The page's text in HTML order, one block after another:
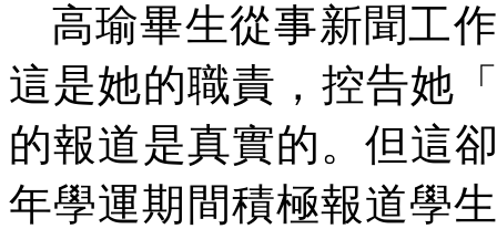
高瑜畢生從事新聞工
這是她的職責，控告她
的報道是真實的。但這
年學運期間積極報道學